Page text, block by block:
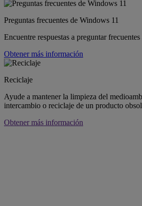
Preguntas frecuentes de Windows 11
Encuentre respuestas a preguntar
Obtener más información
Reciclaje
Ayude a mantener la limpieza del
intercambio o reciclaje de un producto
Obtener más información